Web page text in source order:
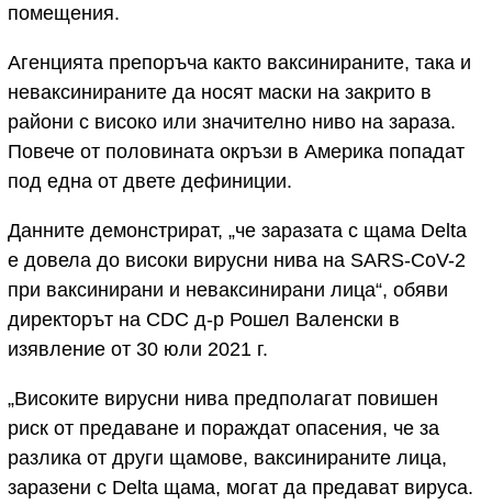
помещения.
Агенцията препоръча както ваксинираните, така и
неваксинираните да носят маски на закрито в
райони с високо или значително ниво на зараза.
Повече от половината окръзи в Америка попадат
под една от двете дефиниции.
Данните демонстрират, „че заразата с щама Delta
е довела до високи вирусни нива на SARS-CoV-2
при ваксинирани и неваксинирани лица“, обяви
директорът на CDC д-р Рошел Валенски в
изявление от 30 юли 2021 г.
„Високите вирусни нива предполагат повишен
риск от предаване и пораждат опасения, че за
разлика от други щамове, ваксинираните лица,
заразени с Delta щама, могат да предават вируса.